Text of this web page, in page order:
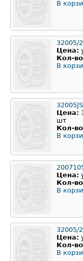
В
32005/
Цена:
Кол-
В
Цена:
шт
Кол-
В
Цена:
Кол-
В
32005/
Цена:
Кол-
В